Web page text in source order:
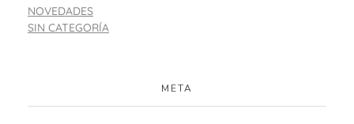
NOVEDADES
SIN CATEGORÍA
META